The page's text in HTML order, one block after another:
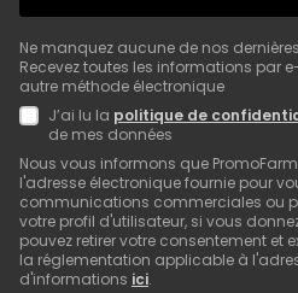
Ne manquez aucune de nos
Recevez toutes les informations par
autre méthode électronique
J’ai lu la politique de
de mes données
Nous vous informons que
l'adresse électronique fournie pour
communications commerciales ou
votre profil d'utilisateur, si vous
pouvez retirer votre consentement et
la réglementation applicable à
d'informations ici.